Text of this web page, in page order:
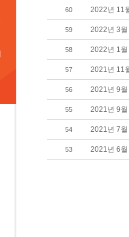
60 2022년 11
59 2022년 3
58 2022년 1
57 2021년 11
56 2021년 9
55 2021년 9
54 2021년 7
53 2021년 6